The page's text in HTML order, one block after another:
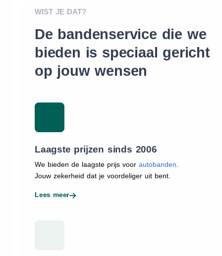
WIST JE DAT?
De bandenservice die we
bieden is speciaal gericht
op jouw wensen
Laagste prijzen sinds 2006
We bieden de laagste prijs voor autobanden
Jouw zekerheid dat je voordeliger uit bent.
Lees meer